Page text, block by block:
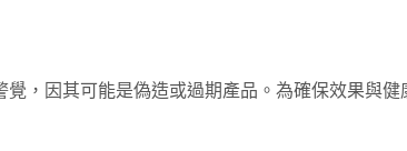
，因其可能是偽造或過期產品。為確保效果與